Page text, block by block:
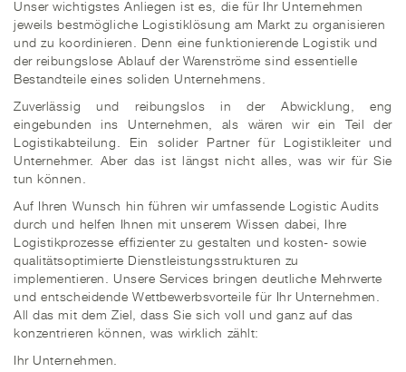
Unser wichtigstes Anliegen ist es, die für Ihr Unternehmen
jeweils bestmögliche Logistiklösung am Markt zu organisieren
und zu koordinieren. Denn eine funktionierende Logistik und
der reibungslose Ablauf der Warenströme sind essentielle
Bestandteile eines soliden Unternehmens.
Zuverlässig und reibungslos in der Abwicklung, eng
eingebunden ins Unternehmen, als wären wir ein Teil der
Logistikabteilung. Ein solider Partner für Logistikleiter und
Unternehmer. Aber das ist längst nicht alles, was wir für Sie
tun können.
Auf Ihren Wunsch hin führen wir umfassende Logistic Audits
durch und helfen Ihnen mit unserem Wissen dabei, Ihre
Logistikprozesse effizienter zu gestalten und kosten- sowie
qualitätsoptimierte Dienstleistungsstrukturen zu
implementieren. Unsere Services bringen deutliche Mehrwerte
und entscheidende Wettbewerbsvorteile für Ihr Unternehmen.
All das mit dem Ziel, dass Sie sich voll und ganz auf das
konzentrieren können, was wirklich zählt:
Ihr Unternehmen.